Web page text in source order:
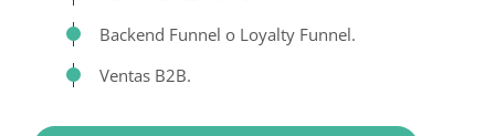
Backend Funnel o Loyalty Funnel.
Ventas B2B.